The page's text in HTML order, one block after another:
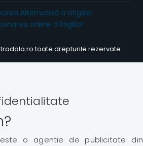
toate drepturile rezervate.
este o agentie de publicitate din